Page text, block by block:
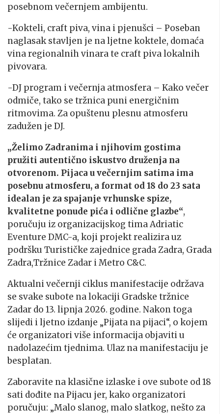
posebnom večernjem ambijentu.
-Kokteli, craft piva, vina i pjenušci – Poseban
naglasak stavljen je na ljetne koktele, domaća
vina regionalnih vinara te craft piva lokalnih
pivovara.
-DJ program i večernja atmosfera – Kako večer
odmiče, tako se tržnica puni energičnim
ritmovima. Za opuštenu plesnu atmosferu
zadužen je DJ.
„Želimo Zadranima i njihovim gostima
pružiti autentično iskustvo druženja na
otvorenom. Pijaca u večernjim satima ima
posebnu atmosferu, a format od 18 do 23 sata
idealan je za spajanje vrhunske spize,
kvalitetne ponude pića i odlične glazbe“,
poručuju iz organizacijskog tima Adriatic
Eventure DMC-a, koji projekt realizira uz
podršku Turističke zajednice grada Zadra, Grada
Zadra,Tržnice Zadar i Metro C&C.
Aktualni večernji ciklus manifestacije održava
se svake subote na lokaciji Gradske tržnice
Zadar do 13. lipnja 2026. godine. Nakon toga
slijedi i ljetno izdanje „Pijata na pijaci“, o kojem
će organizatori više informacija objaviti u
nadolazećim tjednima. Ulaz na manifestaciju je
besplatan.
Zaboravite na klasične izlaske i ove subote od 18
sati dođite na Pijacu jer, kako organizatori
poručuju: „Malo slanog, malo slatkog, nešto za